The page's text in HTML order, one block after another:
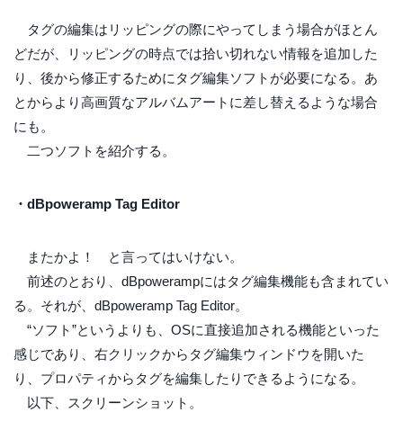
タグの編集はリッピングの際にやってしまう場合がほとん
どだが、リッピングの時点では拾い切れない情報を追加した
り、後から修正するためにタグ編集ソフトが必要になる。あ
とからより高画質なアルバムアートに差し替えるような場合
にも。
二つソフトを紹介する。
・dBpoweramp Tag Editor
またかよ！ と言ってはいけない。
前述のとおり、dBpowerampにはタグ編集機能も含まれてい
る。それが、dBpoweramp Tag Editor。
“ソフト”というよりも、OSに直接追加される機能といった
感じであり、右クリックからタグ編集ウィンドウを開いた
り、プロパティからタグを編集したりできるようになる。
以下、スクリーンショット。